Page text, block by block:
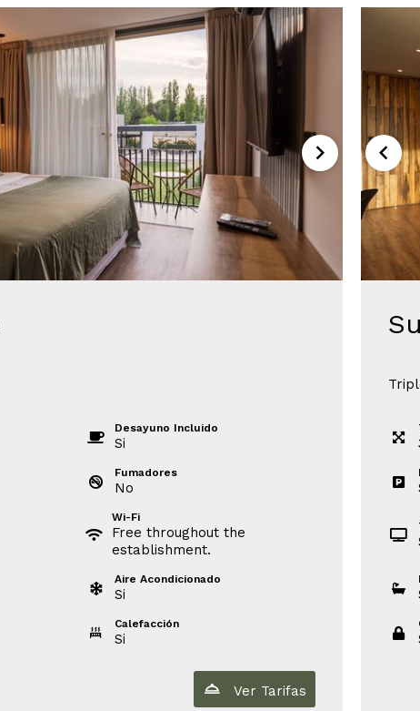
Desayuno Incluido
Si
Fumadores
No
Wi-Fi
Free throughout the
establishment.
Aire Acondicionado
Si
Calefacción
Si
Ver Tarifas